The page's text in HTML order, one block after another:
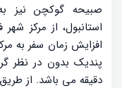
صبیحه گوکچن نیز
استانبول، از مرکز